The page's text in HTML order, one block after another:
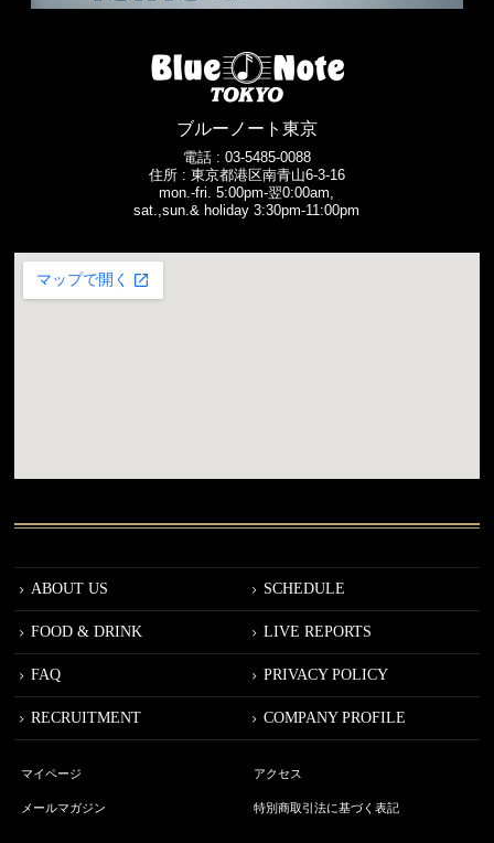
ブルーノート東京
電話 : 03-5485-0088
住所 : 東京都港区南青山6-3-16
mon.-fri. 5:00pm-翌0:00am,
sat.,sun.& holiday 3:30pm-11:00pm
ABOUT US SCHEDULE
FOOD & DRINK LIVE REPORTS
FAQ PRIVACY POLICY
RECRUITMENT COMPANY PROFILE
マイページ アクセス
メールマガジン 特別商取引法に基づく表記